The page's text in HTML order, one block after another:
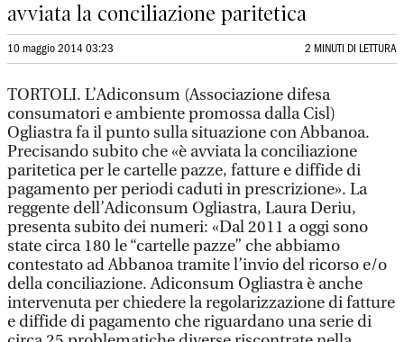
avviata la conciliazione paritetica
10 maggio 2014 03:23 2 MINUTI DI LETTURA
TORTOLI. L’Adiconsum (Associazione difesa
consumatori e ambiente promossa dalla Cisl)
Ogliastra fa il punto sulla situazione con Abbanoa.
Precisando subito che «è avviata la conciliazione
paritetica per le cartelle pazze, fatture e diffide di
pagamento per periodi caduti in prescrizione». La
reggente dell’Adiconsum Ogliastra, Laura Deriu,
presenta subito dei numeri: «Dal 2011 a oggi sono
state circa 180 le “cartelle pazze” che abbiamo
contestato ad Abbanoa tramite l’invio del ricorso e/o
della conciliazione. Adiconsum Ogliastra è anche
intervenuta per chiedere la regolarizzazione di fatture
e diffide di pagamento che riguardano una serie di